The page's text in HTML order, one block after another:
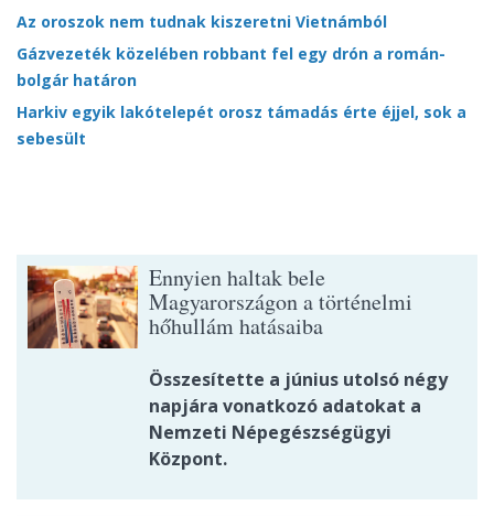
Az oroszok nem tudnak kiszeretni Vietnámból
Gázvezeték közelében robbant fel egy drón a román-
bolgár határon
Harkiv egyik lakótelepét orosz támadás érte éjjel, sok a
sebesült
Ennyien haltak bele
Magyarországon a történelmi
hőhullám hatásaiba
Összesítette a június utolsó négy
napjára vonatkozó adatokat a
Nemzeti Népegészségügyi
Központ.